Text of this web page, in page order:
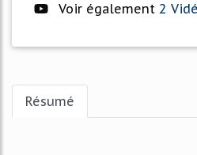
Voir également 2
Résumé